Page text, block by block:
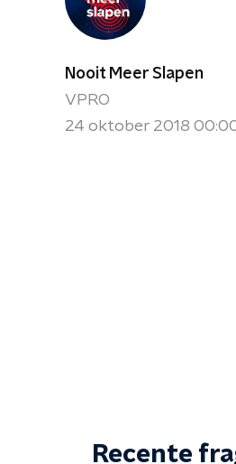
Nooit Meer Slapen
VPRO
24 oktober 2018
Recente